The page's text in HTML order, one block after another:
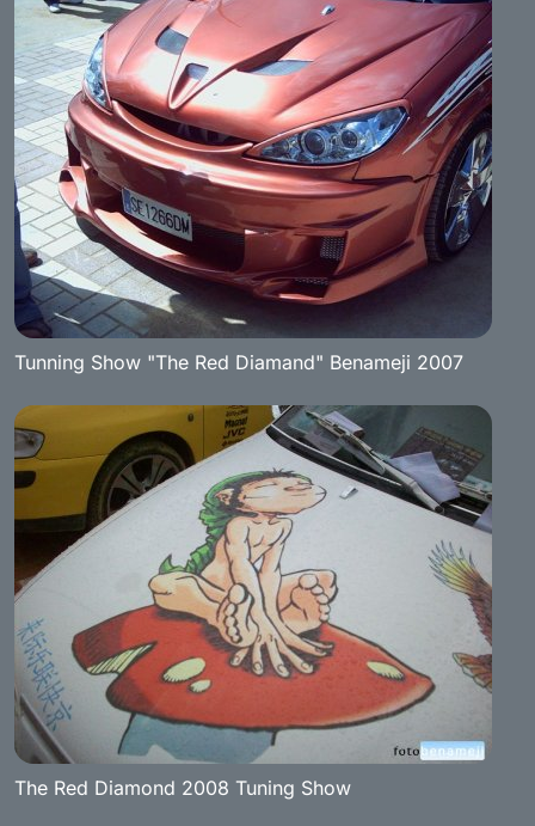
Tunning Show "The Red Diamand" Benameji 2007
The Red Diamond 2008 Tuning Show